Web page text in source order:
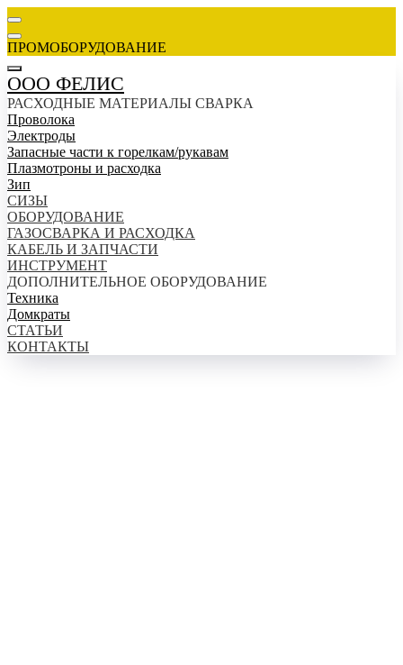
ПРОМОБОРУДОВАНИЕ
ООО ФЕЛИС
РАСХОДНЫЕ МАТЕРИАЛЫ СВАРКА
Проволока
Электроды
Запасные части к горелкам/рукавам
Плазмотроны и расходка
Зип
СИЗЫ
ОБОРУДОВАНИЕ
ГАЗОСВАРКА И РАСХОДКА
КАБЕЛЬ И ЗАПЧАСТИ
ИНСТРУМЕНТ
ДОПОЛНИТЕЛЬНОЕ ОБОРУДОВАНИЕ
Техника
Домкраты
СТАТЬИ
КОНТАКТЫ